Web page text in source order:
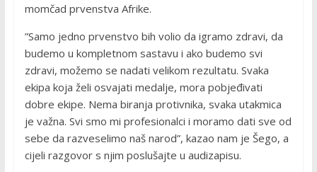
momčad prvenstva Afrike.
”Samo jedno prvenstvo bih volio da igramo zdravi, da
budemo u kompletnom sastavu i ako budemo svi
zdravi, možemo se nadati velikom rezultatu. Svaka
ekipa koja želi osvajati medalje, mora pobjeđivati
dobre ekipe. Nema biranja protivnika, svaka utakmica
je važna. Svi smo mi profesionalci i moramo dati sve od
sebe da razveselimo naš narod”, kazao nam je Šego, a
cijeli razgovor s njim poslušajte u audizapisu.